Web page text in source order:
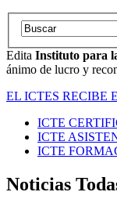
Edita Instituto para
ánimo de lucro y
EL ICTES RECIBE
ICTE
ICTE
ICTE
Noticias